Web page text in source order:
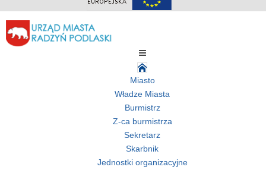
Miasto
Władze Miasta
Burmistrz
Z-ca burmistrza
Sekretarz
Skarbnik
Jednostki organizacyjne